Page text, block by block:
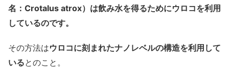
名：Crotalus atrox）は飲み水を得るためにウロコを利用
しているのです。
その方法はウロコに刻まれたナノレベルの構造を利用して
いるとのこと。